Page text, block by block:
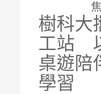
樹科大
工站
桌遊陪
學習